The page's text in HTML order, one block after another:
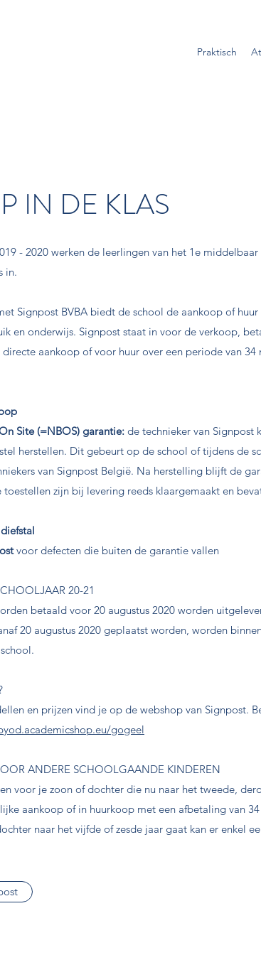
Praktisch
IN DE KLAS
- 2020 werken de leerlingen van het 1e
in.
Signpost BVBA biedt de school de aankoop of
en onderwijs. Signpost staat in voor de verkoop,
directe aankoop of voor huur over een periode van 34
Site (=NBOS) garantie: de technieker van
herstellen. Dit gebeurt op de school of tijdens de
van Signpost België. Na herstelling blijft de
toestellen zijn bij levering reeds klaargemaakt en
voor defecten die buiten de garantie vallen
20-21
betaald voor 20 augustus 2020 worden
20 augustus 2020 geplaatst worden, worden
en prijzen vind je op de webshop van Signpost.
gogeel
ANDERE SCHOOLGAANDE KINDEREN
voor je zoon of dochter die nu naar het tweede,
aankoop of in huurkoop met een afbetaling van
naar het vijfde of zesde jaar gaat kan er enkel